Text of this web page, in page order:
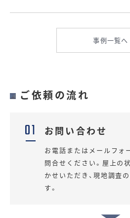
事例一覧へ
ご依頼の流れ
01 お問い合わせ
お電話またはメールフォ
問合せください。屋上の
かせいただき、現地調査
す。